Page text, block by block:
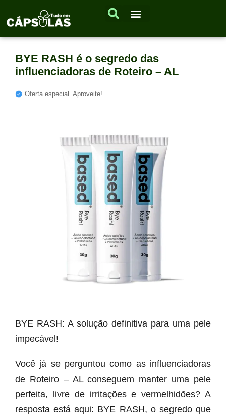
BYE RASH é o segredo das
influenciadoras de Roteiro – AL
Oferta especial. Aproveite!
BYE RASH: A solução definitiva para uma pele
impecável!
Você já se perguntou como as influenciadoras
de Roteiro – AL conseguem manter uma pele
perfeita, livre de irritações e vermelhidões? A
resposta está aqui: BYE RASH, o segredo que